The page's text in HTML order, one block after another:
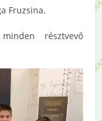
Fruzsina.
résztvevő